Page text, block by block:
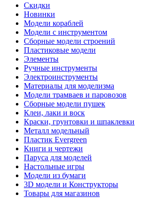
Скидки
Новинки
Модели кораблей
Модели с инструментом
Сборные модели строений
Пластиковые модели
Элементы
Ручные инструменты
Электроинструменты
Материалы для моделизма
Модели трамваев и паровозов
Сборные модели пушек
Клеи, лаки и воск
Краски, грунтовки и шпаклевки
Металл модельный
Пластик Evergreen
Книги и чертежи
Паруса для моделей
Настольные игры
Модели из бумаги
3D модели и Конструкторы
Товары для магазинов